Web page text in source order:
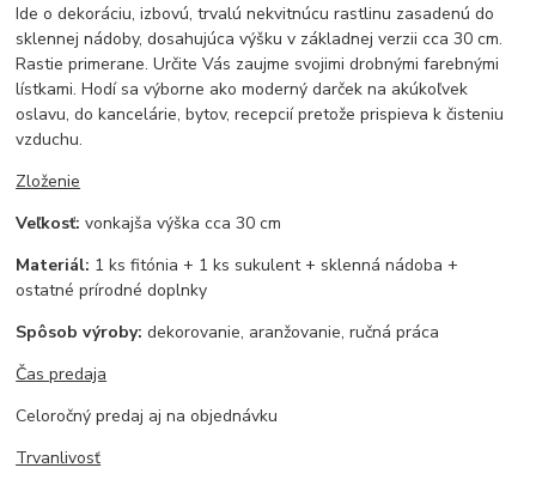
Ide o dekoráciu, izbovú, trvalú nekvitnúcu rastlinu zasadenú do
sklennej nádoby, dosahujúca výšku v základnej verzii cca 30 cm.
Rastie primerane. Určite Vás zaujme svojimi drobnými farebnými
lístkami. Hodí sa výborne ako moderný darček na akúkoľvek
oslavu, do kancelárie, bytov, recepcií pretože prispieva k čisteniu
vzduchu.
Zloženie
Veľkosť:vonkajša výška cca 30 cm
Materiál: 1 ks fitónia + 1 ks sukulent + sklenná nádoba +
ostatné prírodné doplnky
Spôsob výroby: dekorovanie, aranžovanie, ručná práca
Čas predaja
Celoročný predaj aj na objednávku
Trvanlivosť